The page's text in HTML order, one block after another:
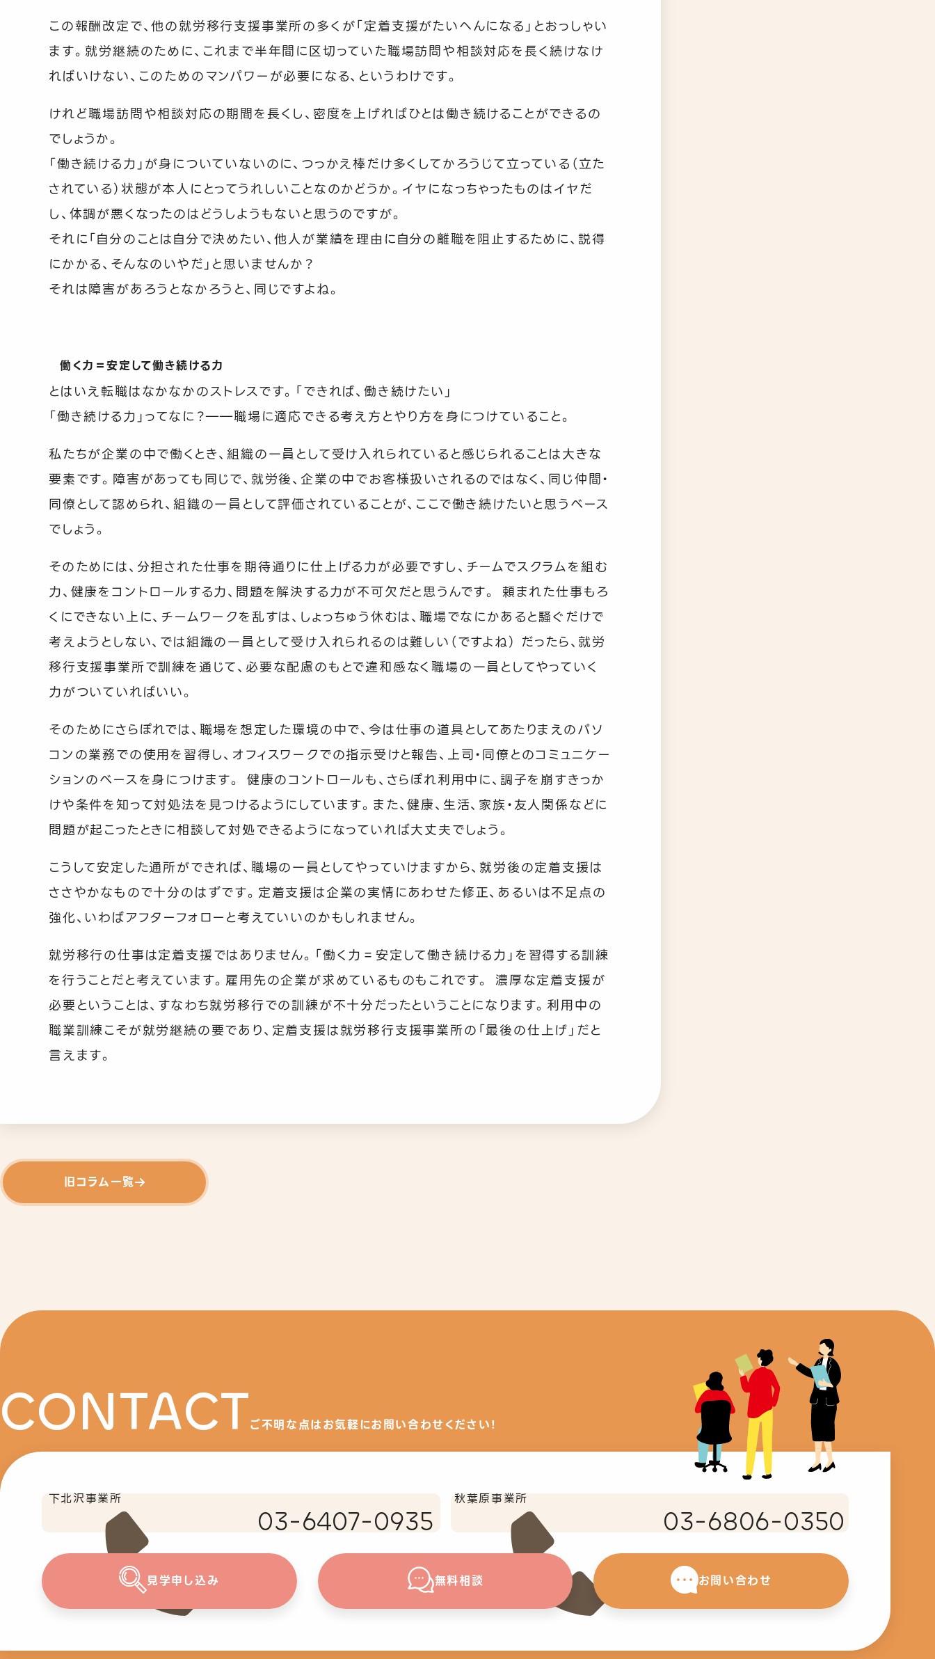
この報酬改定で、他の就労移行支援事業所の多くが「定着支援がたいへんになる」とおっしゃい
ます。就労継続のために、これまで半年間に区切っていた職場訪問や相談対応を長く続けなけ
ればいけない、このためのマンパワーが必要になる、というわけです。
けれど職場訪問や相談対応の期間を長くし、密度を上げればひとは働き続けることができるの
でしょうか。
「働き続ける力」が身についていないのに、つっかえ棒だけ多くしてかろうじて立っている（立た
されている）状態が本人にとってうれしいことなのかどうか。イヤになっちゃったものはイヤだ
し、体調が悪くなったのはどうしようもないと思うのですが。
それに「自分のことは自分で決めたい、他人が業績を理由に自分の離職を阻止するために、説得
にかかる、そんなのいやだ」と思いませんか？
それは障害があろうとなかろうと、同じですよね。
働く力＝安定して働き続ける力
とはいえ転職はなかなかのストレスです。「できれば、働き続けたい」
「働き続ける力」ってなに？――職場に適応できる考え方とやり方を身につけていること。
私たちが企業の中で働くとき、組織の一員として受け入れられていると感じられることは大きな
要素です。障害があっても同じで、就労後、企業の中でお客様扱いされるのではなく、同じ仲間・
同僚として認められ、組織の一員として評価されていることが、ここで働き続けたいと思うベース
でしょう。
そのためには、分担された仕事を期待通りに仕上げる力が必要ですし、チームでスクラムを組む
力、健康をコントロールする力、問題を解決する力が不可欠だと思うんです。 頼まれた仕事もろ
くにできない上に、チームワークを乱すは、しょっちゅう休むは、職場でなにかあると騒ぐだけで
考えようとしない、では組織の一員として受け入れられるのは難しい（ですよね） だったら、就労
移行支援事業所で訓練を通じて、必要な配慮のもとで違和感なく職場の一員としてやっていく
力がついていればいい。
そのためにさらぽれでは、職場を想定した環境の中で、今は仕事の道具としてあたりまえのパソ
コンの業務での使用を習得し、オフィスワークでの指示受けと報告、上司・同僚とのコミュニケー
ションのベースを身につけます。 健康のコントロールも、さらぽれ利用中に、調子を崩すきっか
けや条件を知って対処法を見つけるようにしています。また、健康、生活、家族・友人関係などに
問題が起こったときに相談して対処できるようになっていれば大丈夫でしょう。
こうして安定した通所ができれば、職場の一員としてやっていけますから、就労後の定着支援は
ささやかなもので十分のはずです。定着支援は企業の実情にあわせた修正、あるいは不足点の
強化、いわばアフターフォローと考えていいのかもしれません。
就労移行の仕事は定着支援ではありません。「働く力＝安定して働き続ける力」を習得する訓練
を行うことだと考えています。雇用先の企業が求めているものもこれです。 濃厚な定着支援が
必要ということは、すなわち就労移行での訓練が不十分だったということになります。利用中の
職業訓練こそが就労継続の要であり、定着支援は就労移行支援事業所の「最後の仕上げ」だと
言えます。
旧コラム一覧
CONTACTご不明な点はお気軽にお問い合わせください！
下北沢事業所
03-6407-0935
秋葉原事業所
03-6806-0350
見学申し込み 無料相談 お問い合わせ